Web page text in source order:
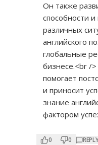
Он также
способности
различных
английского
глобальные
бизнесе.<br /
помогает
и приносит
знание
фактором
0 0